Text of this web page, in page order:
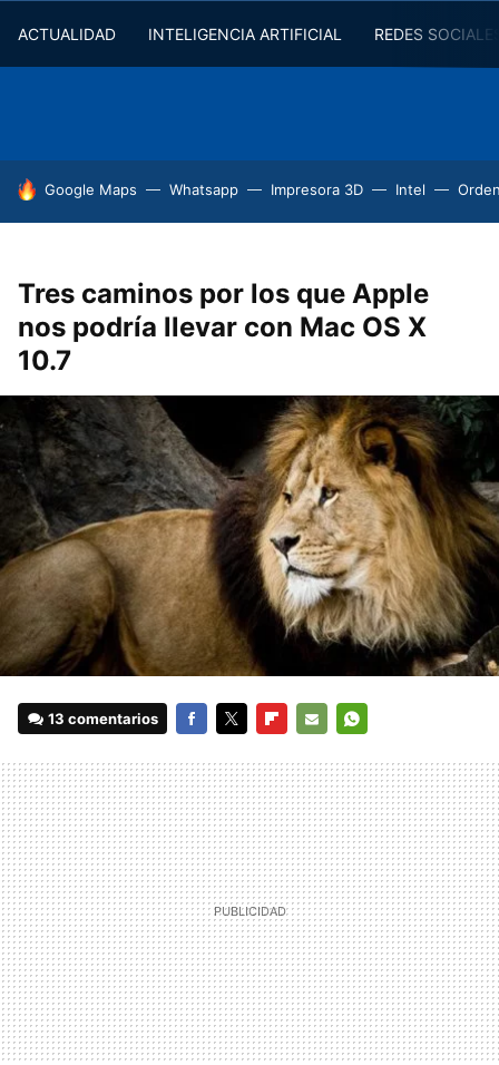
ACTUALIDAD INTELIGENCIA ARTIFICIAL REDES
HOY SE HABLA DE
Google Maps Whatsapp Impresora 3D Intel
Tres caminos por los que Apple
nos podría llevar con Mac OS X
10.7
13 comentarios
MAIL